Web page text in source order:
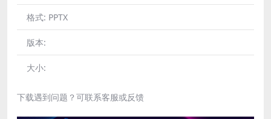
格式: PPTX
版本:
大小:
下载遇到问题？可联系客服或反馈